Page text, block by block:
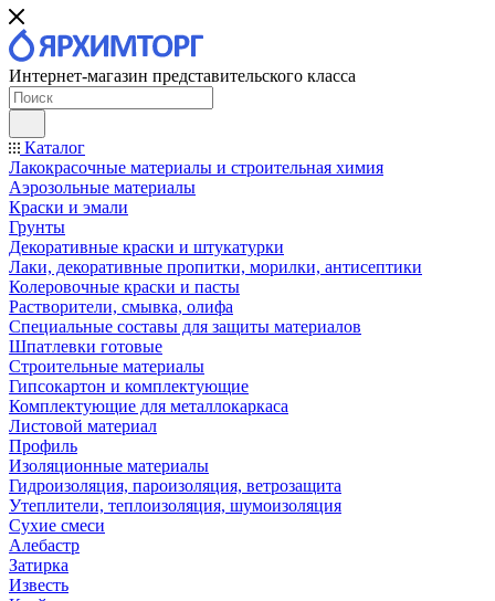
Интернет-магазин представительского класса
Каталог
Лакокрасочные материалы и строительная химия
Аэрозольные материалы
Краски и эмали
Грунты
Декоративные краски и штукатурки
Лаки, декоративные пропитки, морилки, антисептики
Колеровочные краски и пасты
Растворители, смывка, олифа
Специальные составы для защиты материалов
Шпатлевки готовые
Строительные материалы
Гипсокартон и комплектующие
Комплектующие для металлокаркаса
Листовой материал
Профиль
Изоляционные материалы
Гидроизоляция, пароизоляция, ветрозащита
Утеплители, теплоизоляция, шумоизоляция
Сухие смеси
Алебастр
Затирка
Известь